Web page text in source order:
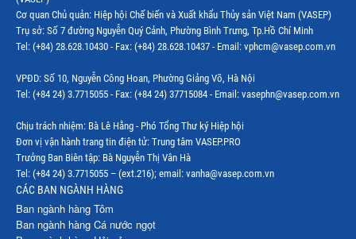
Thị trường EU
Thị trường Indonesia
Thị trường Mỹ
Thị trường Nga
Thị trường Hàn Quốc
Thị trường Nhật Bản
Thị trường Thái Lan
Cơ quan Chủ quản: Hiệp hội Chế biến và Xuất khẩu Thủy sản Việt Nam (VASEP)
Trụ sở: Số 7 đường Nguyễn Quý Cảnh, Phường Bình Trưng, Tp.Hồ Chí Minh
Tel: (+84) 28.628.10430 - Fax: (+84) 28.628.10437 - Email: vphcm@vasep.com.vn
VPĐD: Số 10, Nguyễn Công Hoan, Phường Giảng Võ, Hà Nội
Tel: (+84 24) 3.7715055 - Fax: (+84 24) 37715084 - Email: vasephn@vasep.com.vn
Chịu trách nhiệm: Bà Lê Hằng - Phó Tổng Thư ký Hiệp hội
Đơn vị vận hành trang tin điện tử: Trung tâm VASEP.PRO
Trưởng Ban Biên tập: Bà Nguyễn Thị Vân Hà
Tel: (+84 24) 3.7715055 – (ext.216); email: vanha@vasep.com.vn
CÁC BAN NGÀNH HÀNG
Ban ngành hàng Tôm
Ban ngành hàng Cá nước ngọt